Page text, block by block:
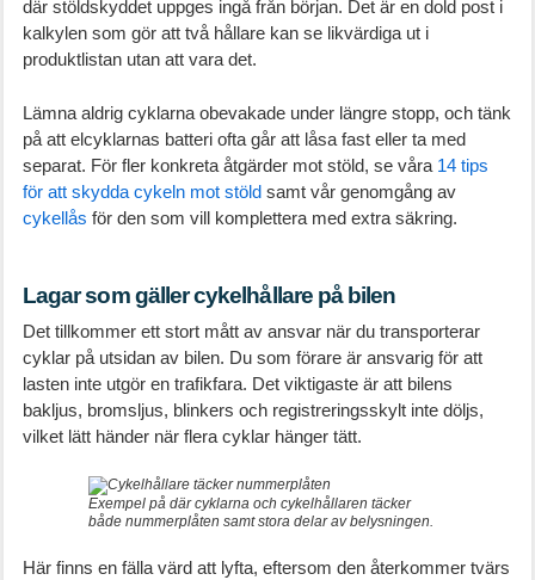
där stöldskyddet uppges ingå från början. Det är en dold post i
kalkylen som gör att två hållare kan se likvärdiga ut i
produktlistan utan att vara det.
Lämna aldrig cyklarna obevakade under längre stopp, och tänk
på att elcyklarnas batteri ofta går att låsa fast eller ta med
separat. För fler konkreta åtgärder mot stöld, se våra 14 tips
för att skydda cykeln mot stöld samt vår genomgång av
cykellås för den som vill komplettera med extra säkring.
Lagar som gäller cykelhållare på bilen
Det tillkommer ett stort mått av ansvar när du transporterar
cyklar på utsidan av bilen. Du som förare är ansvarig för att
lasten inte utgör en trafikfara. Det viktigaste är att bilens
bakljus, bromsljus, blinkers och registreringsskylt inte döljs,
vilket lätt händer när flera cyklar hänger tätt.
Exempel på där cyklarna och cykelhållaren täcker
både nummerplåten samt stora delar av belysningen.
Här finns en fälla värd att lyfta, eftersom den återkommer tvärs